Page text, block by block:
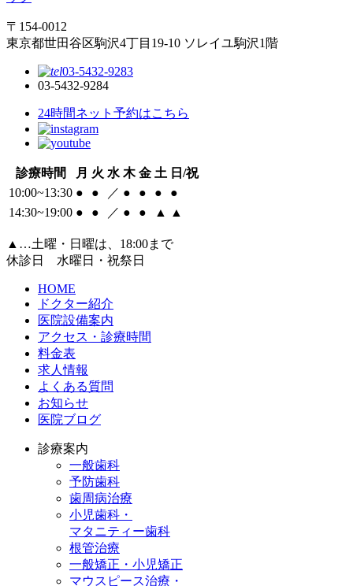
〒154-0012
東京都世田谷区駒沢4丁目19-10 ソレイユ駒沢1階
03-5432-9283
03-5432-9284
24時間ネット予約はこちら
診療時間 月 火 水 木 金 土 日/祝
10:00~13:30 ● ● ／ ● ● ●
●
14:30~19:00 ● ● ／ ● ● ▲ ▲
▲ …土曜・日曜は、18:00まで
休診日 水曜日・祝祭日
HOME
ドクター紹介
医院設備案内
アクセス・診療時間
料金表
求人情報
よくある質問
お知らせ
医院ブログ
診療案内
一般歯科
予防歯科
歯周病治療
小児歯科・
マタニティー歯科
根管治療
一般矯正・小児矯正
マウスピース治療・